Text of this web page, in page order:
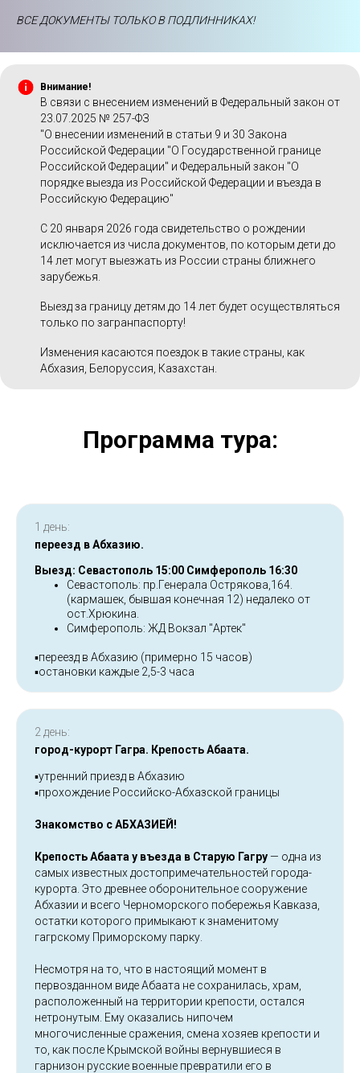
ВСЕ ДОКУМЕНТЫ ТОЛЬКО В ПОДЛИННИКАХ!
Внимание!
В связи с внесением изменений в Федеральный закон от
23.07.2025 № 257-ФЗ
"О внесении изменений в статьи 9 и 30 Закона
Российской Федерации "О Государственной границе
Российской Федерации" и Федеральный закон "О
порядке выезда из Российской Федерации и въезда в
Российскую Федерацию"
С 20 января 2026 года свидетельство о рождении
исключается из числа документов, по которым дети до
14 лет могут выезжать из России страны ближнего
зарубежья.
Выезд за границу детям до 14 лет будет осуществляться
только по загранпаспорту!
Изменения касаются поездок в такие страны, как
Абхазия, Белоруссия, Казахстан.
Программа тура:
1 день:
переезд в Абхазию.
Выезд: Севастополь 15:00 Симферополь 16:30
Севастополь: пр.Генерала Острякова,164.
(кармашек, бывшая конечная 12) недалеко от
ост.Хрюкина.
Симферополь: ЖД Вокзал "Артек"
▪️переезд в Абхазию (примерно 15 часов)
▪️остановки каждые 2,5-3 часа
2 день:
город-курорт Гагра. Крепость Абаата.
▪️утренний приезд в Абхазию
▪️прохождение Российско-Абхазской границы
Знакомство с АБХАЗИЕЙ!
Крепость Абаата у въезда в Старую Гагру— одна из
самых известных достопримечательностей города-
курорта. Это древнее оборонительное сооружение
Абхазии и всего Черноморского побережья Кавказа,
остатки которого примыкают к знаменитому
гагрскому Приморскому парку.
Несмотря на то, что в настоящий момент в
первозданном виде Абаата не сохранилась, храм,
расположенный на территории крепости, остался
нетронутым. Ему оказались нипочем
многочисленные сражения, смена хозяев крепости и
то, как после Крымской войны вернувшиеся в
гарнизон русские военные превратили его в